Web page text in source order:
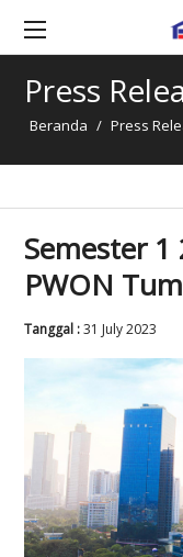
Press
Beranda / Press
2016
2015
2014
Berita
Semester 1
PWON
Tanggal :31 July 2023